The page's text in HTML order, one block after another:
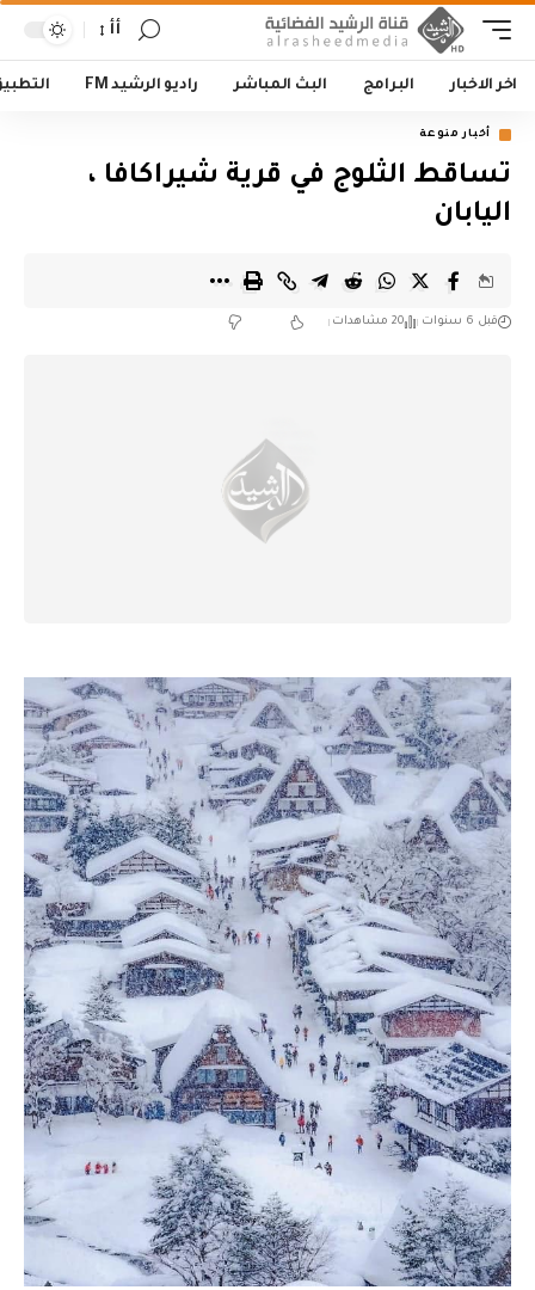
أأ
اخر الاخبار البرامج البث المباشر راديو الرشيد FM
أخبار منوعة
تساقط الثلوج في قرية شيراكافا ،
اليابان
قبل 6 سنوات 20 مشاهدات